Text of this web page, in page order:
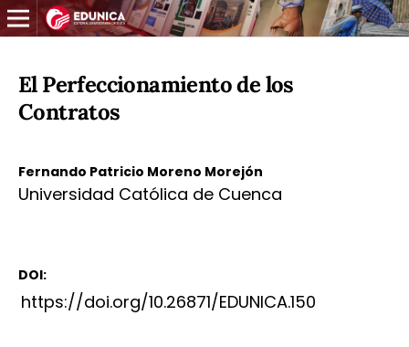
El Perfeccionamiento de los
Contratos
Fernando Patricio Moreno Morejón
Universidad Católica de Cuenca
DOI:
https://doi.org/10.26871/EDUNICA.150